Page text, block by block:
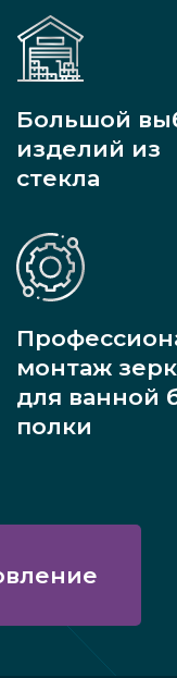
Большой
изделий из
стекла
монтаж
для ванной
полки